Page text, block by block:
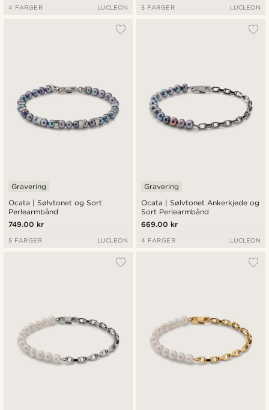
4 FARGER LUCLEON 5 FARGER LUCLEON
Ocata | Sølvtonet og Sort
Perlearmbånd
Gravering
749.00 kr
5 FARGER LUCLEON
Ocata | Sølvtonet Ankerkjede og
Sort Perlearmbånd
Gravering
669.00 kr
4 FARGER LUCLEON